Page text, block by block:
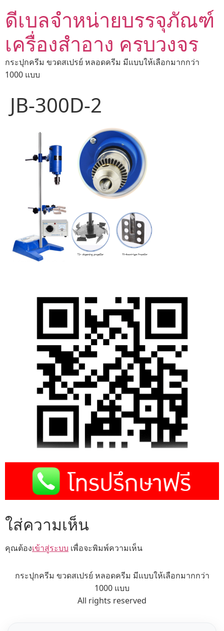
ดีเบลจำหน่ายบรรจุภัณฑ์
เครื่องสำอาง ครบวงจร
กระปุกครีม ขวดสเปรย์ หลอดครีม มีแบบให้เลือกมากกว่า
1000 แบบ
JB-300D-2
ใส่ความเห็น
คุณต้องเข้าสู่ระบบ เพื่อจะพิมพ์ความเห็น
กระปุกครีม ขวดสเปรย์ หลอดครีม มีแบบให้เลือกมากกว่า
1000 แบบ
All rights reserved